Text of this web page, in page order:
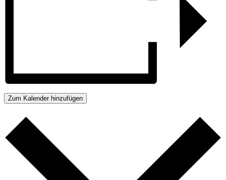
Zum Kalender hinzufügen